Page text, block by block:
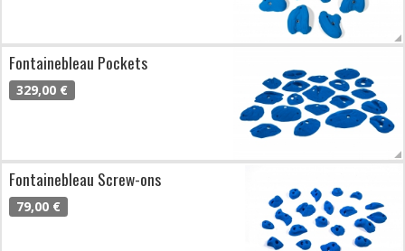
Fontainebleau Pockets
329,00 €
Fontainebleau Screw-ons
79,00 €